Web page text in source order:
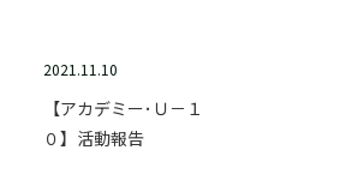
2021.11.10
【アカデミー･Ｕ－１
０】活動報告